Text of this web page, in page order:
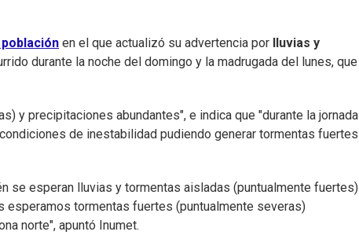
en el que actualizó su advertencia por lluvias y
durante la noche del domingo y la madrugada del lunes, que
y precipitaciones abundantes", e indica que "durante la jornada
de inestabilidad pudiendo generar tormentas fuertes
se esperan lluvias y tormentas aisladas (puntualmente fuertes)
esperamos tormentas fuertes (puntualmente severas)
norte", apuntó Inumet.